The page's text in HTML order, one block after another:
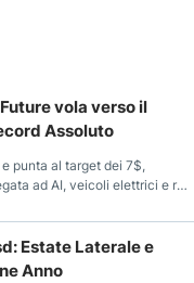
vola verso il
Assoluto
punta al target dei 7$,
ad AI, veicoli elettrici e reti
Estate Laterale e
Anno